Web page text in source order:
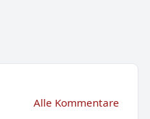
Alle Kommentare